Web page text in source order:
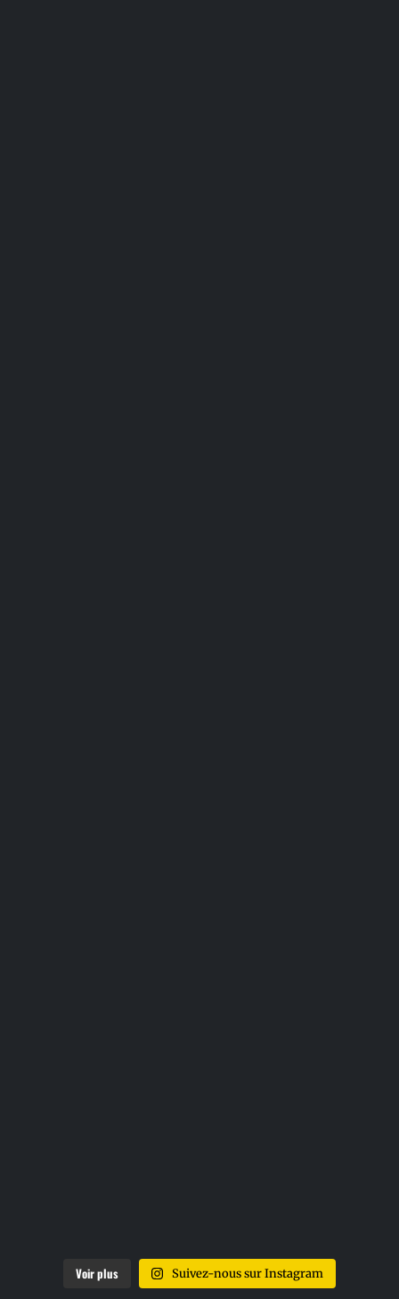
Voir plus Suivez-nous sur Instagram